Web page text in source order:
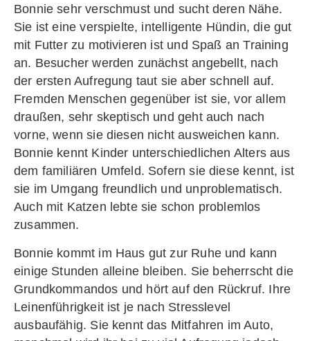
Bonnie sehr verschmust und sucht deren Nähe.
Sie ist eine verspielte, intelligente Hündin, die gut
mit Futter zu motivieren ist und Spaß an Training
an. Besucher werden zunächst angebellt, nach
der ersten Aufregung taut sie aber schnell auf.
Fremden Menschen gegenüber ist sie, vor allem
draußen, sehr skeptisch und geht auch nach
vorne, wenn sie diesen nicht ausweichen kann.
Bonnie kennt Kinder unterschiedlichen Alters aus
dem familiären Umfeld. Sofern sie diese kennt, ist
sie im Umgang freundlich und unproblematisch.
Auch mit Katzen lebte sie schon problemlos
zusammen.
Bonnie kommt im Haus gut zur Ruhe und kann
einige Stunden alleine bleiben. Sie beherrscht die
Grundkommandos und hört auf den Rückruf. Ihre
Leinenführigkeit ist je nach Stresslevel
ausbaufähig. Sie kennt das Mitfahren im Auto,